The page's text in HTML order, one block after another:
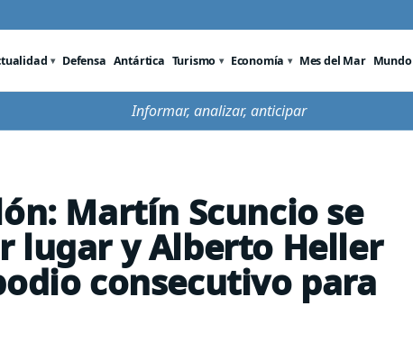
Defensa Antártica Turismo Economía Mes del Mar Mundo
Informar, analizar, anticipar
Martín Scuncio se
lugar y Alberto Heller
consecutivo para